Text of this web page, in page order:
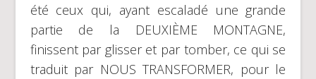
été ceux qui, ayant escaladé une grande
partie de la DEUXIÈME MONTAGNE,
finissent par glisser et par tomber, ce qui se
traduit par NOUS TRANSFORMER, pour le